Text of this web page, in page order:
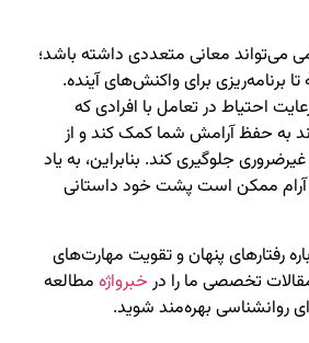
می‌تواند معانی متعددی داشته باشد؛
برنامه‌ریزی برای واکنش‌های آینده.
احتیاط در تعامل با افرادی که
به حفظ آرامش شما کمک کند و از
جلوگیری کند. بنابراین، به یاد
آرام ممکن است پشت خود داستانی
رفتارهای پنهان و تقویت مهارت‌های
تخصصی ما را در خبرواژه مطالعه
روانشناسی بهره‌مند شوید.